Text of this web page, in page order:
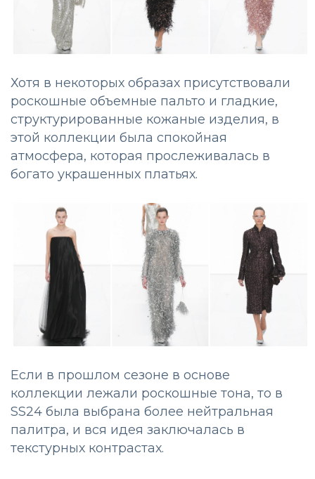
Хотя в некоторых образах присутствовали
роскошные объемные пальто и гладкие,
структурированные кожаные изделия, в
этой коллекции была спокойная
атмосфера, которая прослеживалась в
богато украшенных платьях.
Если в прошлом сезоне в основе
коллекции лежали роскошные тона, то в
SS24 была выбрана более нейтральная
палитра, и вся идея заключалась в
текстурных контрастах.